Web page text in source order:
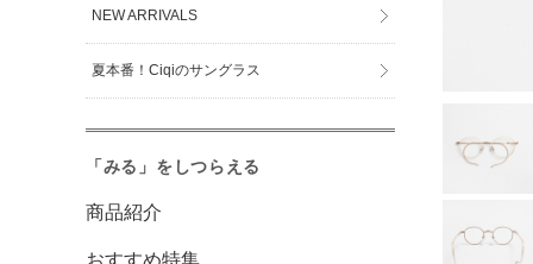
NEW ARRIVALS
夏本番！Ciqiのサングラス
「みる」をしつらえる
商品紹介
おすすめ特集